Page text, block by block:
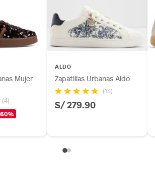
Mujer
(4)
ALDO
Zapatillas Urbanas Aldo
(13)
S/ 279.90